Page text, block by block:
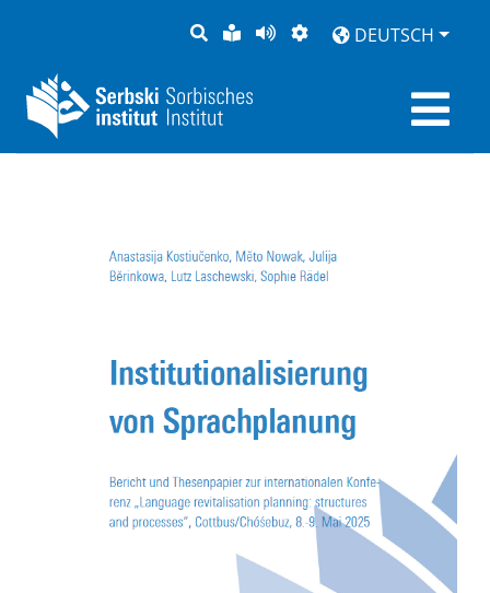
SUCHELEICHTE
SPRACHE
SEITEDARSTELLUNG
DEUTSCH